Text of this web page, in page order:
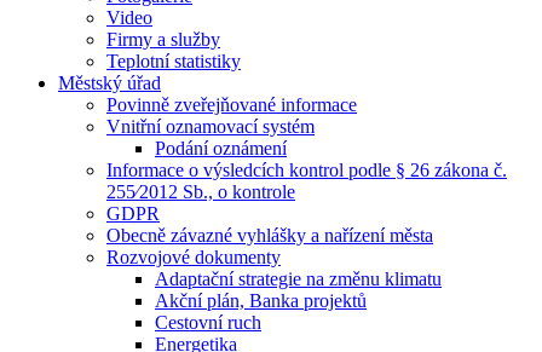
Video
Firmy a služby
Teplotní statistiky
Městský úřad
Povinně zveřejňované informace
Vnitřní oznamovací systém
Podání oznámení
Informace o výsledcích kontrol podle § 26 zákona č.
255⁄2012 Sb., o kontrole
GDPR
Obecně závazné vyhlášky a nařízení města
Rozvojové dokumenty
Adaptační strategie na změnu klimatu
Akční plán, Banka projektů
Cestovní ruch
Energetika